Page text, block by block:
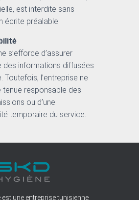
est interdite sans
écrite préalable.
s’efforce d’assurer
des informations diffusées
Toutefois, l’entreprise ne
tenue responsable des
ou d’une
temporaire du service.
est une entreprise tunisienne